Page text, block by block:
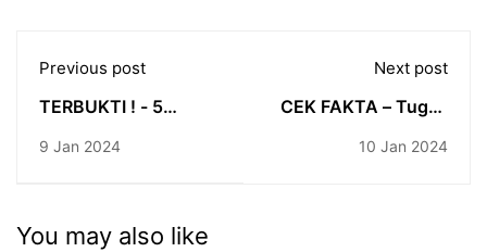
Previous post
TERBUKTI ! - 5
9 Jan 2024
Next post
CEK FAKTA – Tugas
10 Jan 2024
You may also like